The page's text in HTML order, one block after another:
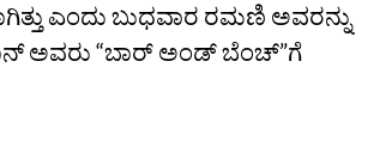
ಎಂದು ಬುಧವಾರ ರಮಣಿ ಅವರನ್ನು
ಅವರು “ಬಾರ್‌ ಅಂಡ್‌ ಬೆಂಚ್‌”ಗೆ